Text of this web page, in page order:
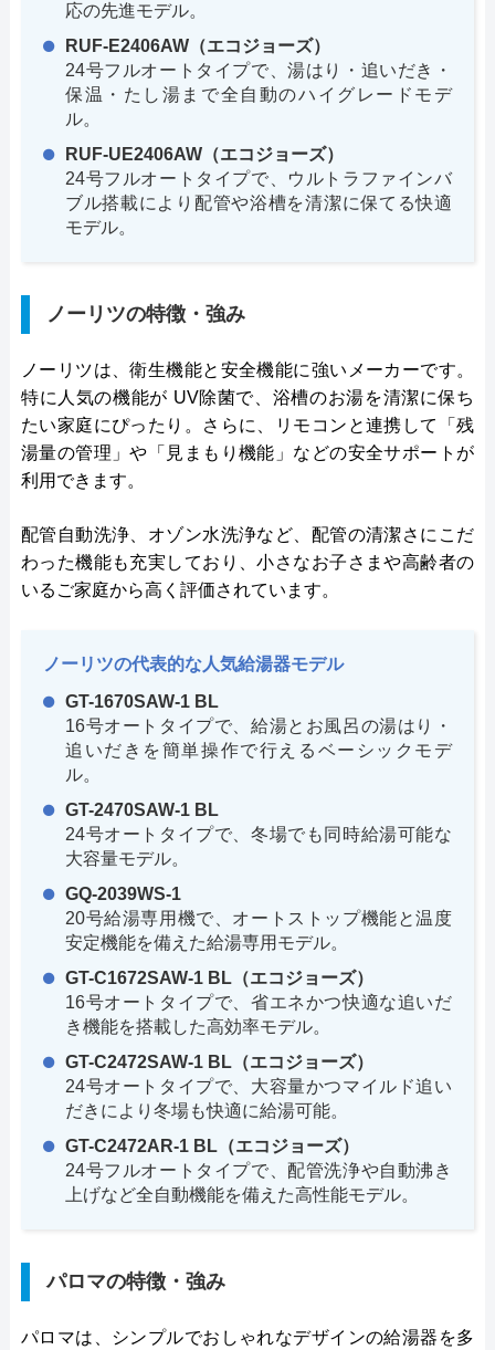
応の先進モデル。
RUF-E2406AW（エコジョーズ）
24号フルオートタイプで、湯はり・追いだき・
保温・たし湯まで全自動のハイグレードモデ
ル。
RUF-UE2406AW（エコジョーズ）
24号フルオートタイプで、ウルトラファインバ
ブル搭載により配管や浴槽を清潔に保てる快適
モデル。
ノーリツの特徴・強み
ノーリツは、衛生機能と安全機能に強いメーカーです。
特に人気の機能が UV除菌で、浴槽のお湯を清潔に保ち
たい家庭にぴったり。さらに、リモコンと連携して「残
湯量の管理」や「見まもり機能」などの安全サポートが
利用できます。
配管自動洗浄、オゾン水洗浄など、配管の清潔さにこだ
わった機能も充実しており、小さなお子さまや高齢者の
いるご家庭から高く評価されています。
ノーリツの代表的な人気給湯器モデル
GT-1670SAW-1 BL
16号オートタイプで、給湯とお風呂の湯はり・
追いだきを簡単操作で行えるベーシックモデ
ル。
GT-2470SAW-1 BL
24号オートタイプで、冬場でも同時給湯可能な
大容量モデル。
GQ-2039WS-1
20号給湯専用機で、オートストップ機能と温度
安定機能を備えた給湯専用モデル。
GT-C1672SAW-1 BL（エコジョーズ）
16号オートタイプで、省エネかつ快適な追いだ
き機能を搭載した高効率モデル。
GT-C2472SAW-1 BL（エコジョーズ）
24号オートタイプで、大容量かつマイルド追い
だきにより冬場も快適に給湯可能。
GT-C2472AR-1 BL（エコジョーズ）
24号フルオートタイプで、配管洗浄や自動沸き
上げなど全自動機能を備えた高性能モデル。
パロマの特徴・強み
パロマは、シンプルでおしゃれなデザインの給湯器を多